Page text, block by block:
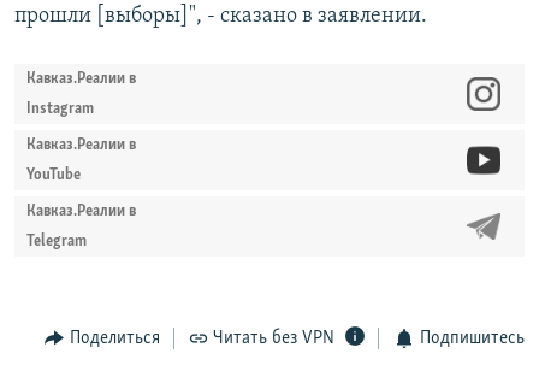
прошли [выборы]", - сказано в заявлении.
Кавказ.Реалии в
Instagram
Кавказ.Реалии в
YouTube
Кавказ.Реалии в
Telegram
Поделиться Читать без VPN Подпишитесь